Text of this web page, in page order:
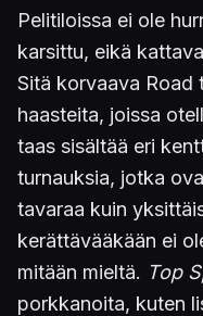
Pelitiloissa ei ole
karsittu, eikä
Sitä korvaava Road
haasteita, joissa
taas sisältää eri
turnauksia, jotka
tavaraa kuin
kerättävääkään ei
mitään mieltä. Top
porkkanoita, kuten